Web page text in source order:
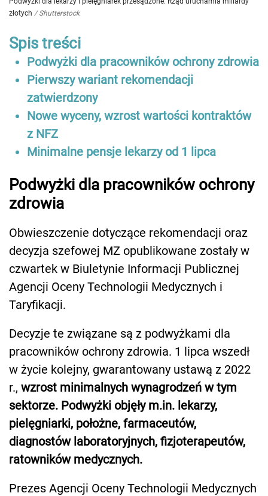
złotych / Shutterstock
Spis treści
Podwyżki dla pracowników ochrony zdrowia
Pierwszy wariant rekomendacji
zatwierdzony
Nowe wyceny, wzrost wartości kontraktów
z NFZ
Minimalne pensje lekarzy od 1 lipca
Podwyżki dla pracowników ochrony
zdrowia
Obwieszczenie dotyczące rekomendacji oraz
decyzja szefowej MZ opublikowane zostały w
czwartek w Biuletynie Informacji Publicznej
Agencji Oceny Technologii Medycznych i
Taryfikacji.
Decyzje te związane są z podwyżkami dla
pracowników ochrony zdrowia. 1 lipca wszedł
w życie kolejny, gwarantowany ustawą z 2022
r., wzrost minimalnych wynagrodzeń w tym
sektorze. Podwyżki objęły m.in. lekarzy,
pielęgniarki, położne, farmaceutów,
diagnostów laboratoryjnych, fizjoterapeutów,
ratowników medycznych.
Prezes Agencji Oceny Technologii Medycznych